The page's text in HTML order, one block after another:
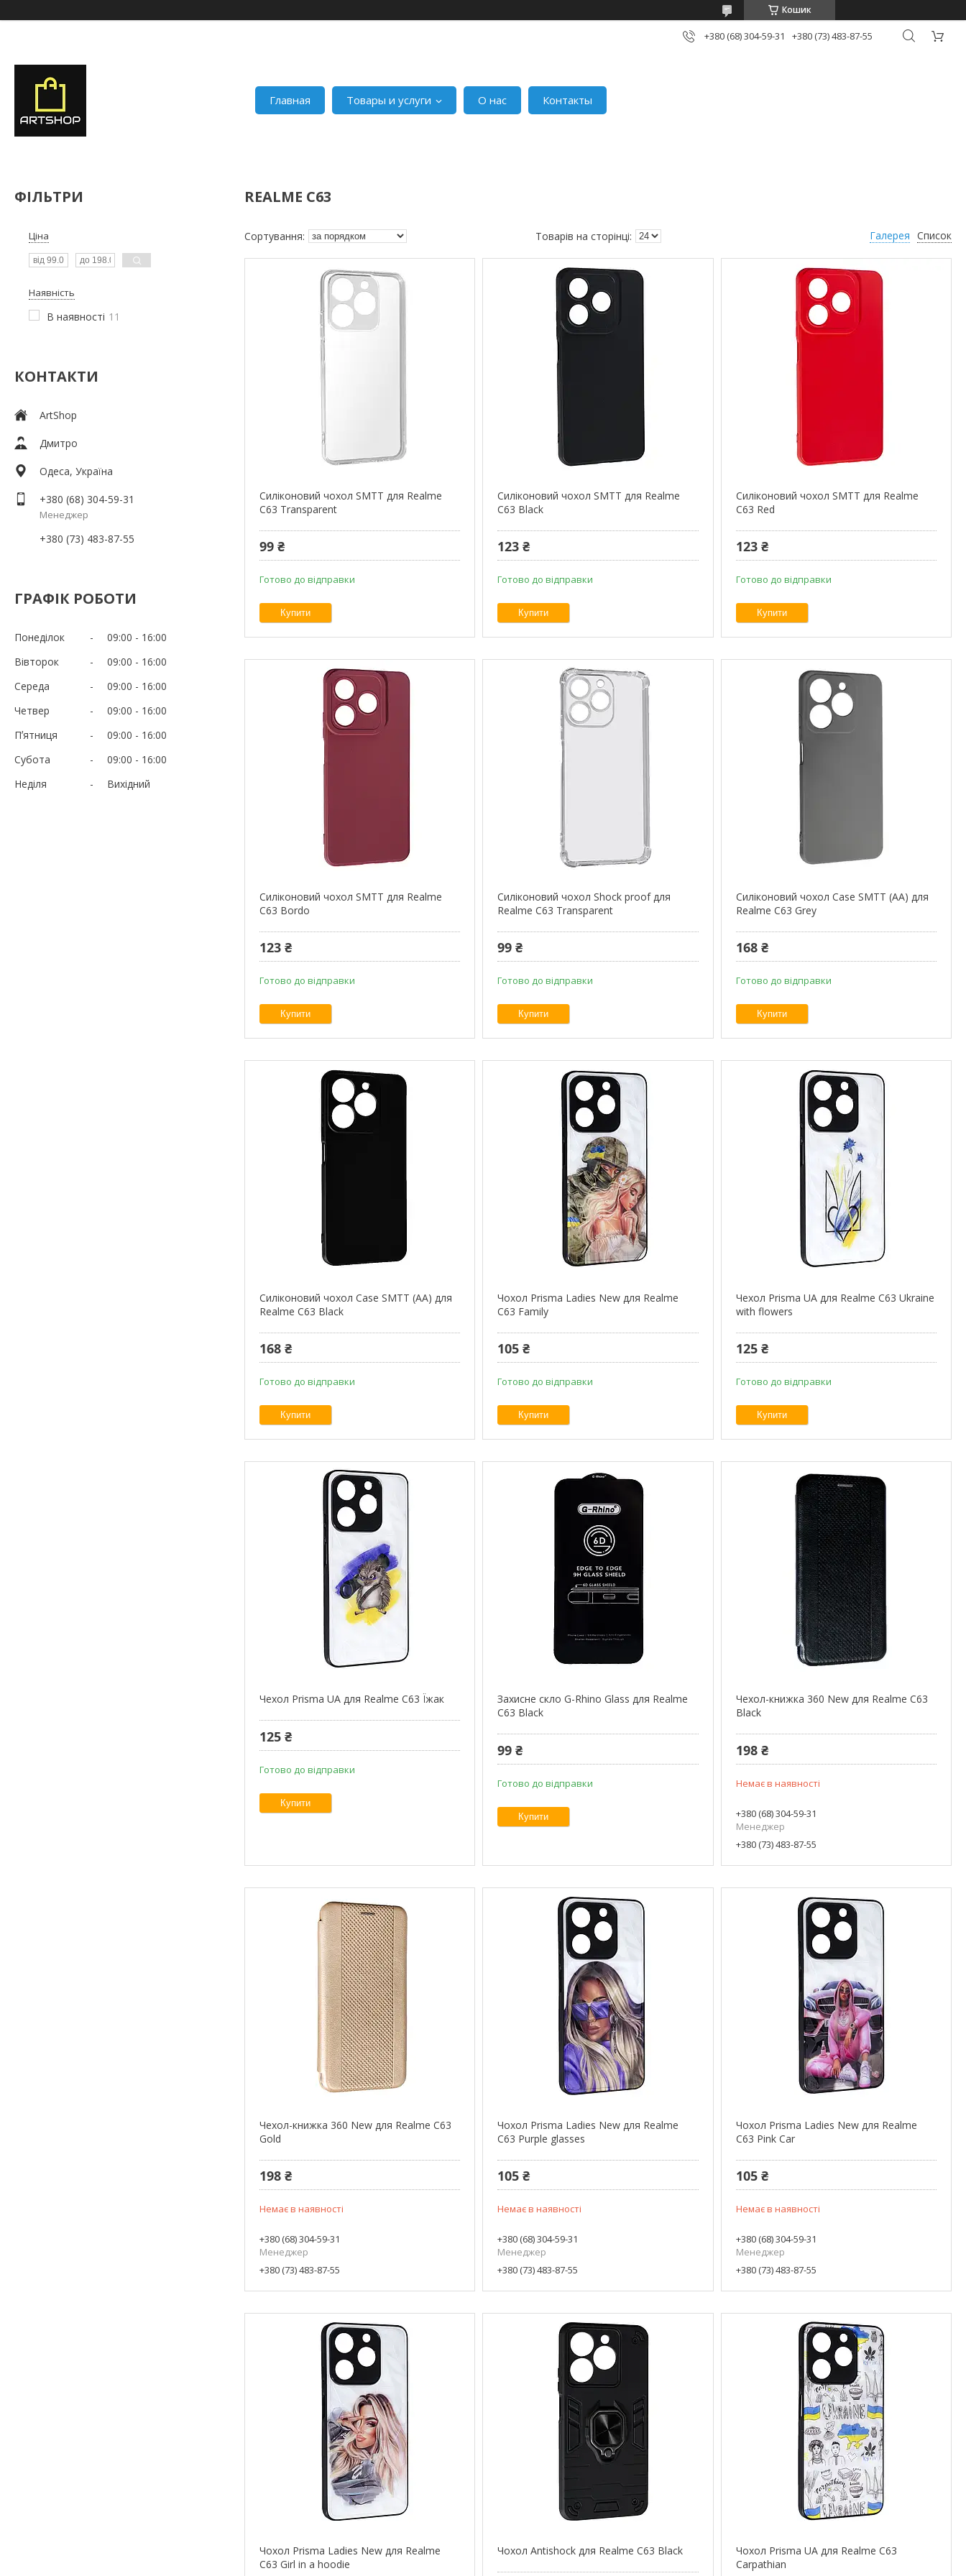
Кошик
+380 (68) 304-59-31 +380 (73) 483-87-55
Главная Товары и услуги О нас Контакты
ФІЛЬТРИ
Ціна
Наявність
В наявності 11
КОНТАКТИ
ArtShop
Дмитро
Одеса, Україна
+380 (68) 304-59-31
Менеджер
+380 (73) 483-87-55
ГРАФІК РОБОТИ
Понеділок 09:00
16:00
Вівторок
09:00
16:00
Середа
09:00
16:00
Четвер
09:00
16:00
Пʼятниця
09:00
16:00
Субота
09:00
16:00
Неділя
Вихідний
REALME C63
Галерея Список
Силіконовий чохол SMTT для Realme
C63 Transparent
99 ₴
Готово до відправки
Купити
Силіконовий чохол SMTT для Realme
C63 Black
123 ₴
Готово до відправки
Купити
Силіконовий чохол SMTT для Realme
C63 Red
123 ₴
Готово до відправки
Купити
Силіконовий чохол SMTT для Realme
C63 Bordo
123 ₴
Готово до відправки
Купити
Силіконовий чохол Shock proof для
Realme C63 Transparent
99 ₴
Готово до відправки
Купити
Силіконовий чохол Case SMTT (AA) для
Realme C63 Grey
168 ₴
Готово до відправки
Купити
Силіконовий чохол Case SMTT (AA) для
Realme C63 Black
168 ₴
Готово до відправки
Купити
Чохол Prisma Ladies New для Realme
C63 Family
105 ₴
Готово до відправки
Купити
Чехол Prisma UA для Realme C63 Ukraine
with flowers
125 ₴
Готово до відправки
Купити
Чехол Prisma UA для Realme C63 Їжак
125 ₴
Готово до відправки
Купити
Захисне скло G-Rhino Glass для Realme
C63 Black
99 ₴
Готово до відправки
Купити
Чехол-книжка 360 New для Realme C63
Black
198 ₴
Немає в наявності
+380 (68) 304-59-31
Менеджер
+380 (73) 483-87-55
Чехол-книжка 360 New для Realme C63
Gold
198 ₴
Немає в наявності
+380 (68) 304-59-31
Менеджер
+380 (73) 483-87-55
Чохол Prisma Ladies New для Realme
C63 Purple glasses
105 ₴
Немає в наявності
+380 (68) 304-59-31
Менеджер
+380 (73) 483-87-55
Чохол Prisma Ladies New для Realme
C63 Pink Car
105 ₴
Немає в наявності
+380 (68) 304-59-31
Менеджер
+380 (73) 483-87-55
Чохол Prisma Ladies New для Realme
C63 Girl in a hoodie
Чохол Antishock для Realme C63 Black
Чохол Prisma UA для Realme C63
Carpathian